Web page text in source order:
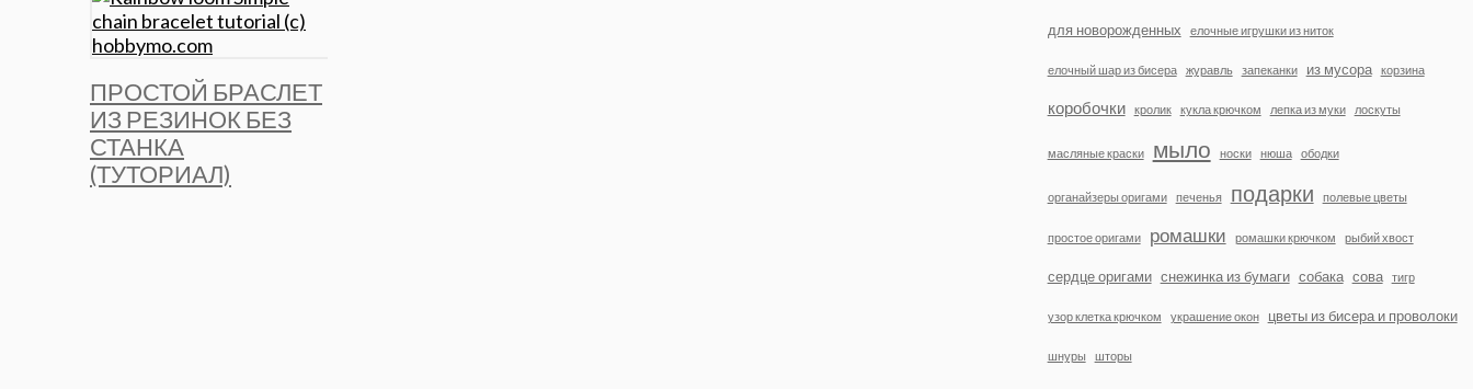
ПРОСТОЙ БРАСЛЕТ
ИЗ РЕЗИНОК БЕЗ
СТАНКА
(ТУТОРИАЛ)
для новорожденных елочные игрушки из ниток
елочный шар из бисера журавль запеканки из мусора корзина
коробочки кролик кукла крючком лепка из муки лоскуты
масляные краски мыло носки нюша ободки
органайзеры оригами печенья подарки полевые цветы
простое оригами ромашки ромашки крючком рыбий хвост
сердце оригами снежинка из бумаги собака сова тигр
узор клетка крючком украшение окон цветы из бисера и проволоки
шнуры шторы